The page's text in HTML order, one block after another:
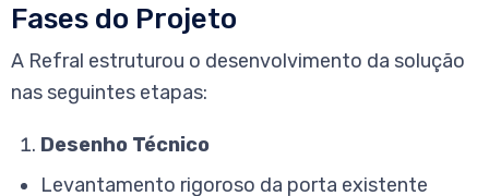
Fases do Projeto
A Refral estruturou o desenvolvimento da solução
nas seguintes etapas:
Desenho Técnico
Levantamento rigoroso da porta existente